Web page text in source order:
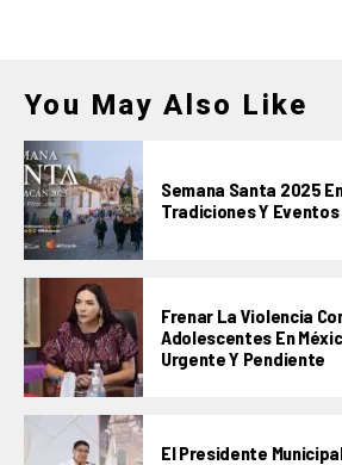
You May Also Like
Semana Santa 2025
Tradiciones Y
Frenar La Violencia
Adolescentes En
Urgente Y Pendiente
El Presidente